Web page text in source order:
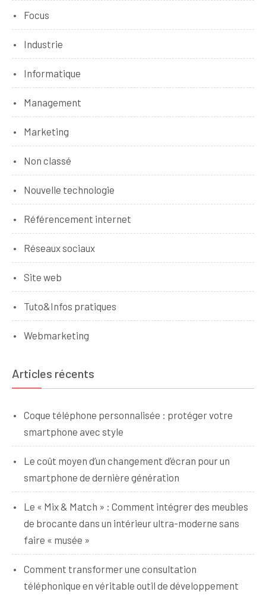
Focus
Industrie
Informatique
Management
Marketing
Non classé
Nouvelle technologie
Référencement internet
Réseaux sociaux
Site web
Tuto&Infos pratiques
Webmarketing
Articles récents
Coque téléphone personnalisée : protéger votre
smartphone avec style
Le coût moyen d’un changement d’écran pour un
smartphone de dernière génération
Le « Mix & Match » : Comment intégrer des meubles
de brocante dans un intérieur ultra-moderne sans
faire « musée »
Comment transformer une consultation
téléphonique en véritable outil de développement